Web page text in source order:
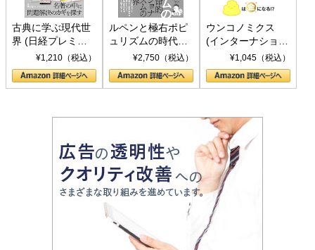
古典に学ぶ現代世
界 (日経プレミア
シリーズ)¥1,210（税込）
ルペンと極右ポピ
ュリズムの時代：
〈ヤヌス〉の二つ
の顔
¥2,750（税込）
ウンコノミクス
(インターナショナ
ル新書)¥1,045（税込）